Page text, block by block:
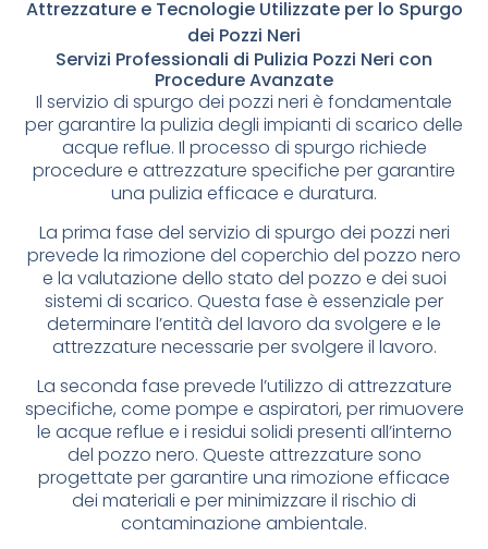
Attrezzature e Tecnologie Utilizzate per lo Spurgo
dei Pozzi Neri
Servizi Professionali di Pulizia Pozzi Neri con
Procedure Avanzate
Il servizio di spurgo dei pozzi neri è fondamentale
per garantire la pulizia degli impianti di scarico delle
acque reflue. Il processo di spurgo richiede
procedure e attrezzature specifiche per garantire
una pulizia efficace e duratura.
La prima fase del servizio di spurgo dei pozzi neri
prevede la rimozione del coperchio del pozzo nero
e la valutazione dello stato del pozzo e dei suoi
sistemi di scarico. Questa fase è essenziale per
determinare l’entità del lavoro da svolgere e le
attrezzature necessarie per svolgere il lavoro.
La seconda fase prevede l’utilizzo di attrezzature
specifiche, come pompe e aspiratori, per rimuovere
le acque reflue e i residui solidi presenti all’interno
del pozzo nero. Queste attrezzature sono
progettate per garantire una rimozione efficace
dei materiali e per minimizzare il rischio di
contaminazione ambientale.